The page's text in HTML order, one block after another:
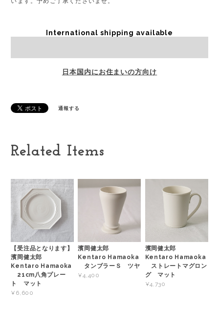
International shipping available
日本国内にお住まいの方向け
通報する
Related Items
【受注品となります】
濱岡健太郎
Kentaro Hamaoka
21cm八角プレー
ト マット
¥6,600
濱岡健太郎
Kentaro Hamaoka
タンブラーＳ ツヤ
¥4,400
濱岡健太郎
Kentaro Hamaoka
ストレートマグロン
グ マット
¥4,730